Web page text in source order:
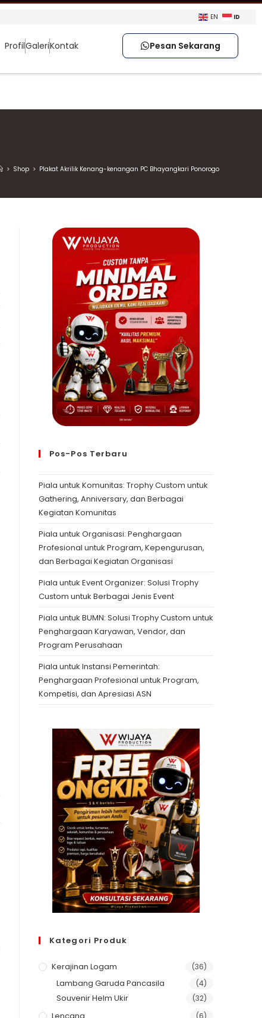
EN ID
ProfilGaleriKontak Pesan Sekarang
> Shop > Plakat Akrilik Kenang-kenangan PC Bhayangkari Ponorogo
Pos-Pos Terbaru
Piala untuk Komunitas: Trophy Custom untuk
Gathering, Anniversary, dan Berbagai
Kegiatan Komunitas
Piala untuk Organisasi: Penghargaan
Profesional untuk Program, Kepengurusan,
dan Berbagai Kegiatan Organisasi
Piala untuk Event Organizer: Solusi Trophy
Custom untuk Berbagai Jenis Event
Piala untuk BUMN: Solusi Trophy Custom untuk
Penghargaan Karyawan, Vendor, dan
Program Perusahaan
Piala untuk Instansi Pemerintah:
Penghargaan Profesional untuk Program,
Kompetisi, dan Apresiasi ASN
Kategori Produk
Kerajinan Logam (36)
Lambang Garuda Pancasila (4)
Souvenir Helm Ukir (32)
(6)